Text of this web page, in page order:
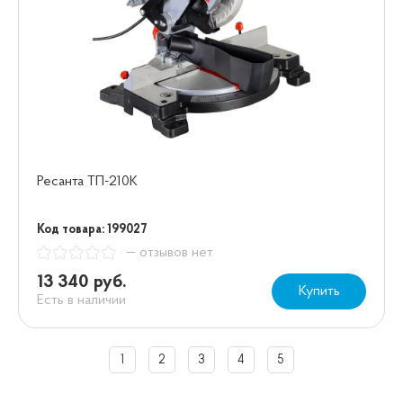
Ресанта ТП-210К
Код товара: 199027
— отзывов нет
13 340 руб.
Есть в наличии
Купить
1 2 3 4 5